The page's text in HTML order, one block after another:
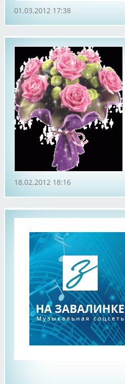
01.03.2012 17:38
18.02.2012 18:16